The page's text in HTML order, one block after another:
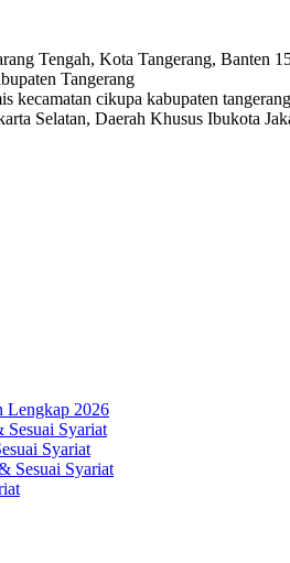
Tengah, Kota Tangerang, Banten
Tangerang
kecamatan cikupa kabupaten
Selatan, Daerah Khusus Ibukota
Lengkap 2026
Sesuai Syariat
Syariat
Sesuai Syariat